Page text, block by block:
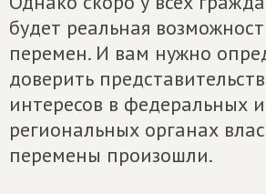
будет реальная
перемен. И вам нужно
доверить
интересов в федеральных и
региональных органах
перемены произошли.